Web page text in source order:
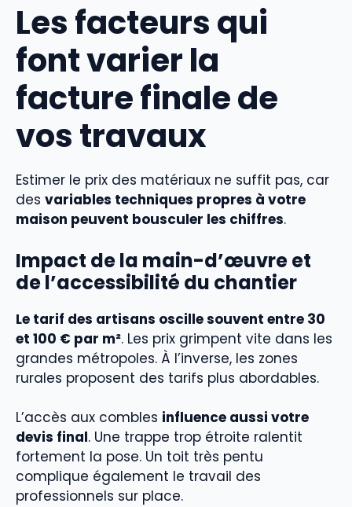
Les facteurs qui
font varier la
facture finale de
vos travaux
Estimer le prix des matériaux ne suffit pas, car
des variables techniques propres à votre
maison peuvent bousculer les chiffres.
Impact de la main-d’œuvre et
de l’accessibilité du chantier
Le tarif des artisans oscille souvent entre 30
et 100 € par m². Les prix grimpent vite dans les
grandes métropoles. À l’inverse, les zones
rurales proposent des tarifs plus abordables.
L’accès aux combles influence aussi votre
devis final. Une trappe trop étroite ralentit
fortement la pose. Un toit très pentu
complique également le travail des
professionnels sur place.